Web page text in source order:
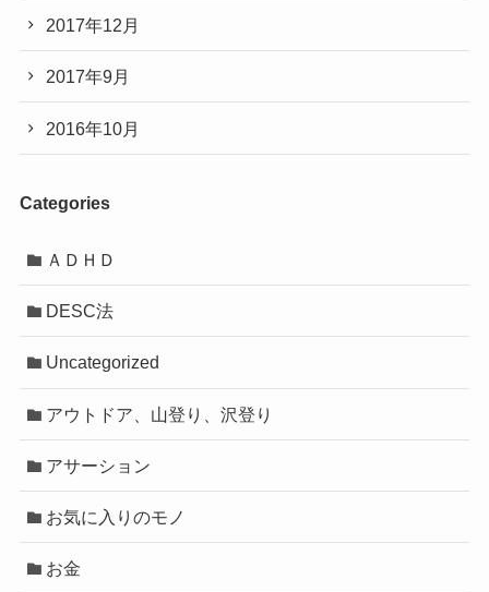
2017年12月
2017年9月
2016年10月
Categories
ＡＤＨＤ
DESC法
Uncategorized
アウトドア、山登り、沢登り
アサーション
お気に入りのモノ
お金